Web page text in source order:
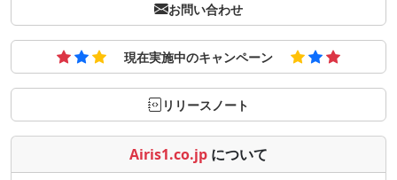
お問い合わせ
現在実施中のキャンペーン
リリースノート
Airis1.co.jp について